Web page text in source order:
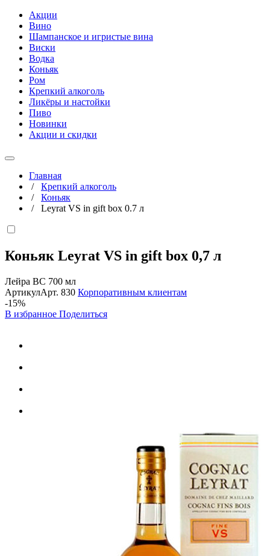
Акции
Вино
Шампанское и игристые вина
Виски
Водка
Коньяк
Ром
Крепкий алкоголь
Ликёры и настойки
Пиво
Новинки
Акции и скидки
Главная
/ Крепкий алкоголь
/ Коньяк
/ Leyrat VS in gift box 0.7 л
Коньяк Leyrat VS in gift box 0,7 л
Лейра ВС 700 мл
АртикулАрт. 830 Корпоративным клиентам
-15%
В избранное Поделиться